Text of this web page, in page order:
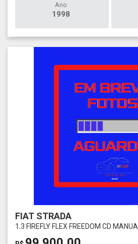
Ano
1998
FIAT STRADA
1.3 FIREFLY FLEX FREEDOM CD MANUAL